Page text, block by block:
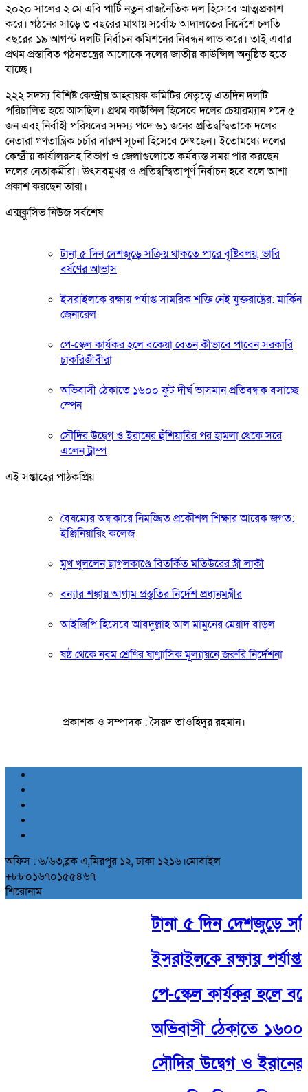
২০২০ সালের ২ মে এবি পার্টি নতুন রাজনৈতিক দল হিসেবে আত্মপ্রকাশ
করে। গঠনের সাড়ে ৩ বছরের মাথায় সর্বোচ্চ আদালতের নির্দেশে চলতি
বছরের ১৯ আগস্ট দলটি নির্বাচন কমিশনের নিবন্ধন লাভ করে। তাই এবার
প্রথম প্রস্তাবিত গঠনতন্ত্রের আলোকে দলের জাতীয় কাউন্সিল অনুষ্ঠিত হতে
যাচ্ছে।
২২২ সদস্য বিশিষ্ট কেন্দ্রীয় আহ্বায়ক কমিটির নেতৃত্বে এতদিন দলটি
পরিচালিত হয়ে আসছিল। প্রথম কাউন্সিল হিসেবে দলের চেয়ারম্যান পদে ৫
জন এবং নির্বাহী পরিষদের সদস্য পদে ৬১ জনের প্রতিদ্বন্দ্বিতাকে দলের
নেতারা গণতান্ত্রিক চর্চার দারুণ সূচনা হিসেবে দেখছেন। ইতোমধ্যে দলের
কেন্দ্রীয় কার্যালয়সহ বিভাগ ও জেলাগুলোতে কর্মব্যস্ত সময় পার করছেন
দলের নেতাকর্মীরা। উৎসবমুখর ও প্রতিদ্বন্দ্বিতাপূর্ণ নির্বাচন হবে বলে আশা
প্রকাশ করছেন তারা।
এক্সক্লুসিভ নিউজ সর্বশেষ
টানা ৫ দিন দেশজুড়ে সক্রিয় থাকতে পারে বৃষ্টিবলয়, ভারি
বর্ষণের আভাস
ইসরাইলকে রক্ষায় পর্যাপ্ত সামরিক শক্তি নেই যুক্তরাষ্ট্রের: মার্কিন
জেনারেল
পে-স্কেল কার্যকর হলে বকেয়া বেতন কীভাবে পাবেন সরকারি
চাকরিজীবীরা
অভিবাসী ঠেকাতে ১৬০০ ফুট দীর্ঘ ভাসমান প্রতিবন্ধক বসাচ্ছে
স্পেন
সৌদির উদ্বেগ ও ইরানের হুঁশিয়ারির পর হামলা থেকে সরে
এলেন ট্রাম্প
এই সপ্তাহের পাঠকপ্রিয়
বৈষম্যের অন্ধকারে নিমজ্জিত প্রকৌশল শিক্ষার আরেক জগত:
ইঞ্জিনিয়ারিং কলেজ
মুখ খুললেন ছাগলকাণ্ডে বিতর্কিত মতিউরের স্ত্রী লাকী
বন্যার শঙ্কায় আগাম প্রস্তুতির নির্দেশ প্রধানমন্ত্রীর
আইজিপি হিসেবে আবদুল্লাহ আল মামুনের মেয়াদ বাড়ল
ষষ্ঠ থেকে নবম শ্রেণির ষাণ্মাসিক মূল্যায়নে জরুরি নির্দেশনা
প্রকাশক ও সম্পাদক : সৈয়দ তাওহিদুর রহমান।
অফিস : ৬/৬৩,ব্লক এ,মিরপুর ১২, ঢাকা ১২১৬।মোবাইল
+৮৮০১৬৭০১৫৫৪৬৭
শিরোনাম
টানা ৫ দিন দেশজুড়ে
ইসরাইলকে রক্ষায় পর্যাপ্ত
পে-স্কেল কার্যকর হলে
অভিবাসী ঠেকাতে ১৬০০
সৌদির উদ্বেগ ও ইরানের